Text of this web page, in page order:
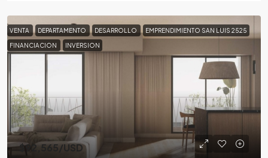
VENTA DEPARTAMENTO DESARROLLO EMPRENDIMIENTO SAN LUIS 2525
FINANCIACION INVERSION
$92,565/USD